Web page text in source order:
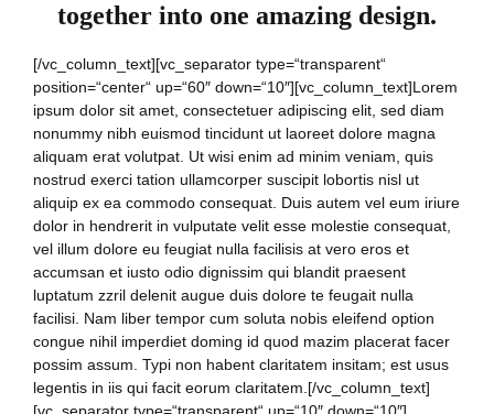
together into one amazing design.
[/vc_column_text][vc_separator type=“transparent“
position=“center“ up=“60″ down=“10″][vc_column_text]Lorem
ipsum dolor sit amet, consectetuer adipiscing elit, sed diam
nonummy nibh euismod tincidunt ut laoreet dolore magna
aliquam erat volutpat. Ut wisi enim ad minim veniam, quis
nostrud exerci tation ullamcorper suscipit lobortis nisl ut
aliquip ex ea commodo consequat. Duis autem vel eum iriure
dolor in hendrerit in vulputate velit esse molestie consequat,
vel illum dolore eu feugiat nulla facilisis at vero eros et
accumsan et iusto odio dignissim qui blandit praesent
luptatum zzril delenit augue duis dolore te feugait nulla
facilisi. Nam liber tempor cum soluta nobis eleifend option
congue nihil imperdiet doming id quod mazim placerat facer
possim assum. Typi non habent claritatem insitam; est usus
legentis in iis qui facit eorum claritatem.[/vc_column_text]